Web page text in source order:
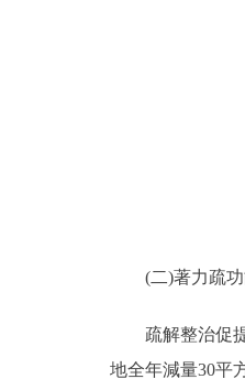
(二)著力疏功
疏解整治促提
地全年減量30平